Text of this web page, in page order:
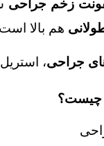
زخم جراحی
هم بالا
جراحی،
چیست؟